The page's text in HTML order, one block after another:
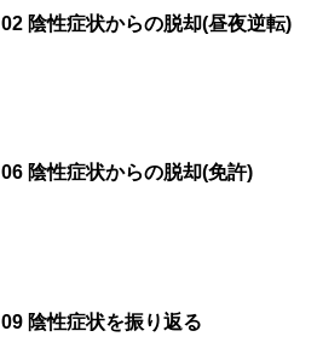
02 陰性症状からの脱却(昼夜逆転)
06 陰性症状からの脱却(免許)
09 陰性症状を振り返る